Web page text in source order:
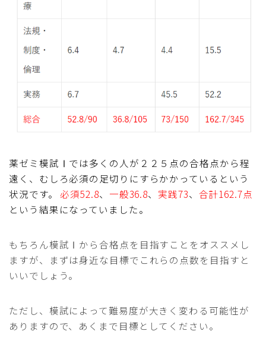
薬ゼミ模試Ⅰでは多くの人が２２５点の合格点から程
遠く、むしろ必須の足切りにすらかかっているという
状況です。
必須52.8、 一般36.8、 実践73、 合計162.7点
という結果になっていました。
もちろん模試Ⅰから合格点を目指すことをオススメし
ますが、まずは身近な目標でこれらの点数を目指すと
いいでしょう。
ただし、模試によって難易度が大きく変わる可能性が
ありますので、あくまで目標としてください。